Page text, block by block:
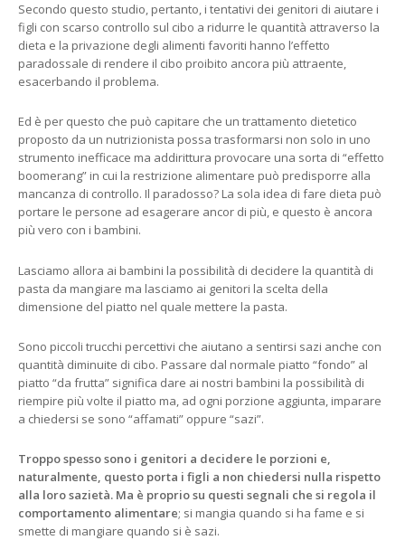
Secondo questo studio, pertanto, i tentativi dei genitori di aiutare i
figli con scarso controllo sul cibo a ridurre le quantità attraverso la
dieta e la privazione degli alimenti favoriti hanno l’effetto
paradossale di rendere il cibo proibito ancora più attraente,
esacerbando il problema.
Ed è per questo che può capitare che un trattamento dietetico
proposto da un nutrizionista possa trasformarsi non solo in uno
strumento inefficace ma addirittura provocare una sorta di “effetto
boomerang” in cui la restrizione alimentare può predisporre alla
mancanza di controllo. Il paradosso? La sola idea di fare dieta può
portare le persone ad esagerare ancor di più, e questo è ancora
più vero con i bambini.
Lasciamo allora ai bambini la possibilità di decidere la quantità di
pasta da mangiare ma lasciamo ai genitori la scelta della
dimensione del piatto nel quale mettere la pasta.
Sono piccoli trucchi percettivi che aiutano a sentirsi sazi anche con
quantità diminuite di cibo. Passare dal normale piatto “fondo” al
piatto “da frutta” significa dare ai nostri bambini la possibilità di
riempire più volte il piatto ma, ad ogni porzione aggiunta, imparare
a chiedersi se sono “affamati” oppure “sazi”.
Troppo spesso sono i genitori a decidere le porzioni e,
naturalmente, questo porta i figli a non chiedersi nulla rispetto
alla loro sazietà. Ma è proprio su questi segnali che si regola il
comportamento alimentare; si mangia quando si ha fame e si
smette di mangiare quando si è sazi.